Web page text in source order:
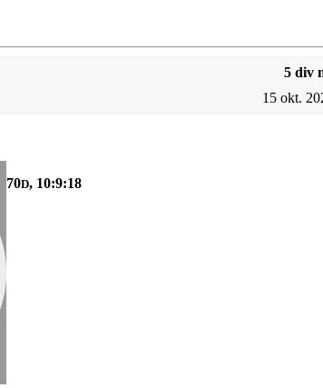
5 div
15 okt.
70D, 10:9:18